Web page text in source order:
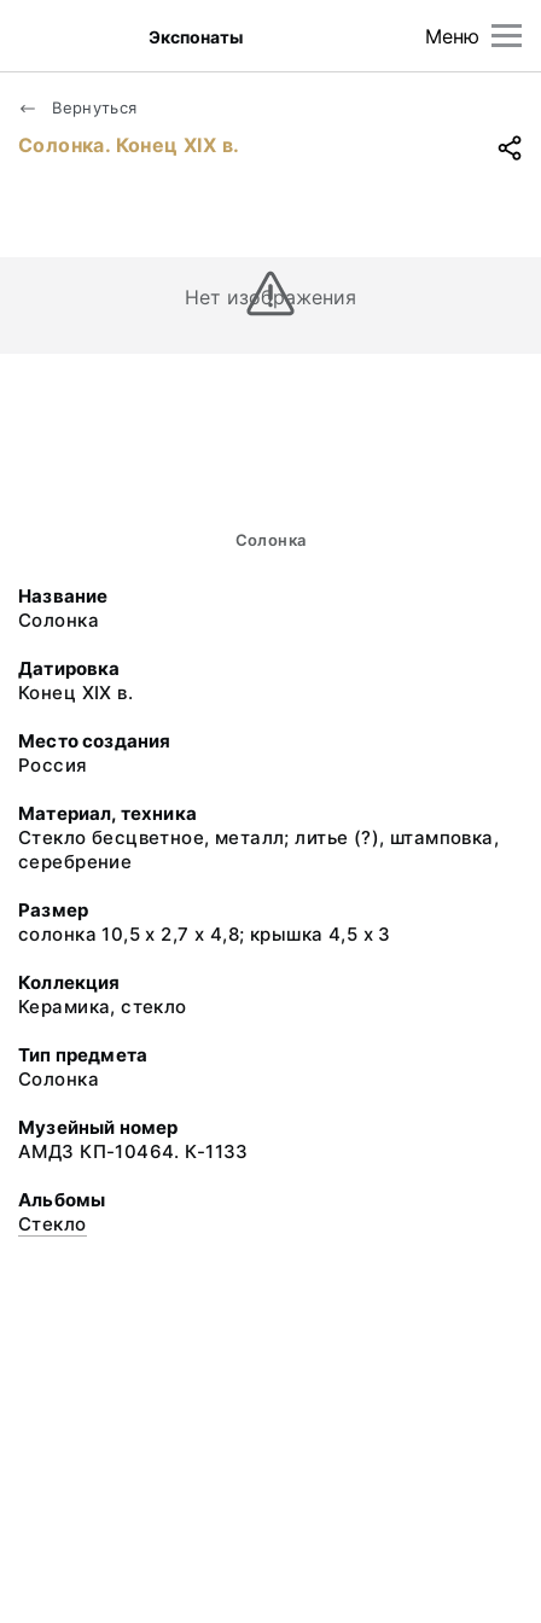
Меню
Экспонаты
Вернуться
Солонка. Конец ХIХ в.
Нет изображения
Солонка
Название
Солонка
Датировка
Конец ХIХ в.
Место создания
Россия
Материал, техника
Стекло бесцветное, металл; литье (?), штамповка,
серебрение
Размер
солонка 10,5 х 2,7 х 4,8; крышка 4,5 х 3
Коллекция
Керамика, стекло
Тип предмета
Солонка
Музейный номер
АМДЗ КП-10464. К-1133
Альбомы
Стекло